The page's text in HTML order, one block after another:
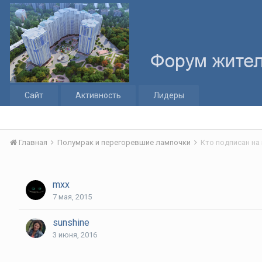
Сайт Активность Лидеры
Главная Полумрак и перегоревшие лампочки Кто подписан на
mxx
7 мая, 2015
sunshine
3 июня, 2016